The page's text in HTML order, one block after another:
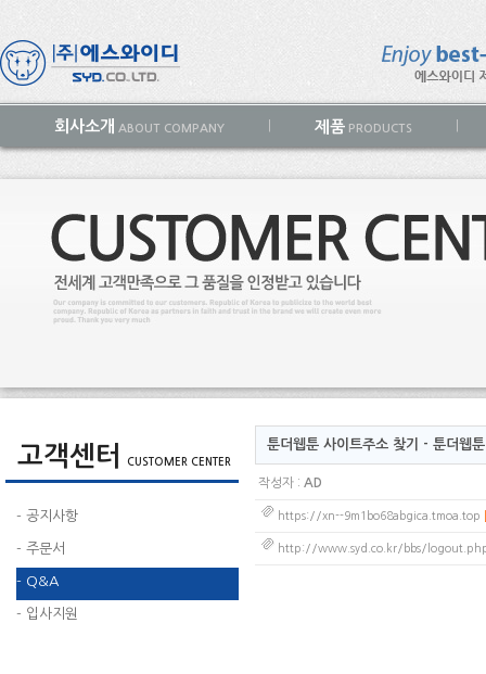
회사소개 ABOUT COMPANY 제품 PRODUCTS
고객센터 CUSTOMER CENTER
- 공지사항
- 주문서
- Q&A
- 입사지원
툰더웹툰 사이트주소 찾기 - 툰더웹
작성자 : AD
https://xn--9m1bo68abgica.tmoa.top
http://www.syd.co.kr/bbs/